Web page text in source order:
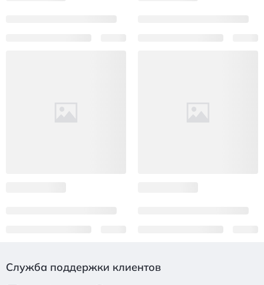
Служба поддержки клиентов